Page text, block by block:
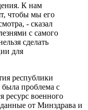
К нам
чтобы мы его
- сказал
с самого
сделать
для
республики
проблема с
ресурс военного
данные от Минздрава и